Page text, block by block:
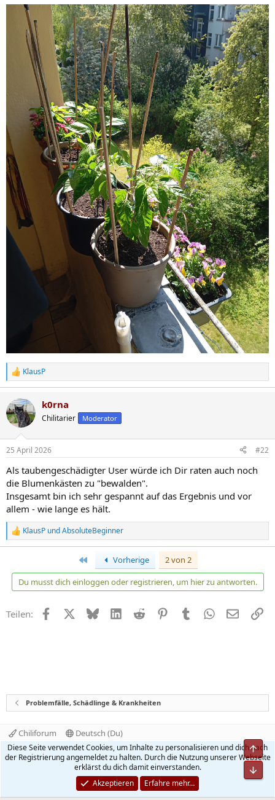
R
e
k
t
i
e
:
KlausP
k0rna
Chilitarier Moderator
25 April 2026 #22
Als taubengeschädigter User würde ich Dir raten auch noch
die Blumenkästen zu "bewalden".
Insgesamt bin ich sehr gespannt auf das Ergebnis und vor
allem - wie lange es hält.
R
e
t
o
e
KlausP undAbsoluteBeginner
Erste Vorherige
2 von 2
Du musst dich einloggen oder registrieren, um hier zu antworten.
Teilen: Facebook BlueskyLinkedIn
Reddit PinterestTumblr WhatsApp
E-Mail
Problemfälle, Schädlinge & Krankheiten
Chiliforum
Deutsch (Du)
Kontakt
Nutzungsbedingungen
Datenschutz
Hilfe und Impressum
Start
R
S
Community platform by XenForo® © 2010-2026 XenForo Ltd.
Quality Add-Ons made withbyWMTech.
Diese Seite verwendet Cookies, um Inhalte zu personalisieren und dich nach
der Registrierung angemeldet zu halten. Durch die Nutzung unserer Webseite
erklärst du dich damit einverstanden.
Akzeptieren
Erfahre mehr…